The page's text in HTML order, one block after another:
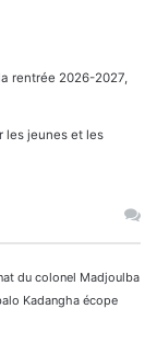
rentrée 2026-2027,
les jeunes et les
du colonel Madjoulba
Kadangha écope